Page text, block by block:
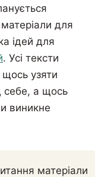
для
ідей для
. Усі тексти
узяти
себе, а щось
виникне
матеріали